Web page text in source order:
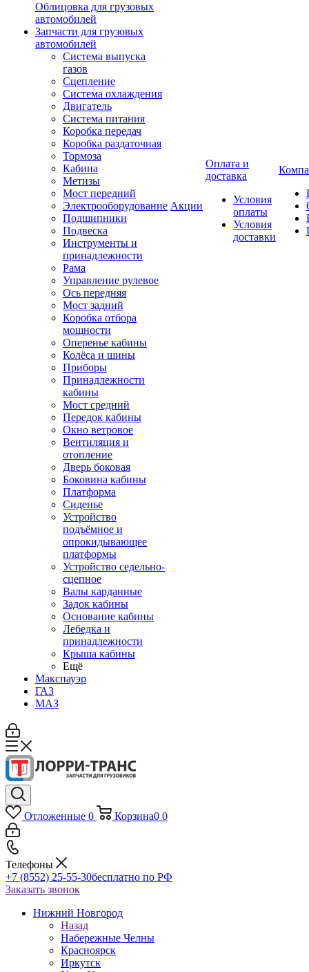
Облицовка для грузовых
автомобилей
Запчасти для грузовых
автомобилей
Система выпуска
газов
Сцепление
Система охлаждения
Двигатель
Система питания
Коробка передач
Коробка раздаточная
Тормоза
Кабина
Метизы
Мост передний
Электрооборудование
Подшипники
Подвеска
Инструменты и
принадлежности
Рама
Управление рулевое
Ось передняя
Мост задний
Коробка отбора
мощности
Оперенье кабины
Колёса и шины
Приборы
Принадлежности
кабины
Мост средний
Передок кабины
Окно ветровое
Вентиляция и
отопление
Дверь боковая
Боковина кабины
Платформа
Сиденье
Устройство
подъёмное и
опрокидывающее
платформы
Устройство седельно-
сцепное
Валы карданные
Задок кабины
Основание кабины
Лебедка и
принадлежности
Крыша кабины
Ещё
Макспауэр
ГАЗ
МАЗ
Акции
Оплата и
доставка
Условия
оплаты
Условия
доставки
Отложенные 0 Корзина0 0
Телефоны
+7 (8552) 25-55-30бесплатно по РФ
Заказать звонок
Нижний Новгород
Назад
Набережные Челны
Красноярск
Иркутск